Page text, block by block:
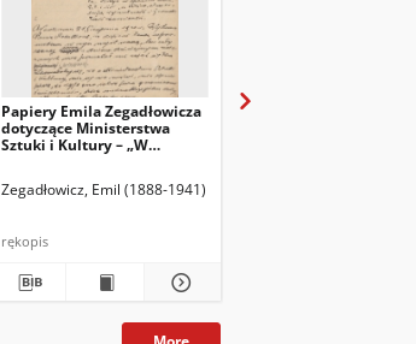
Papiery Emila Zegadłowicza
dotyczące Ministerstwa
Sztuki i Kultury – „W
Zegadłowicz, Emil (1888-1941)
rękopis